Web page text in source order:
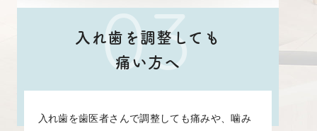
03
入れ歯を調整しても
痛い方へ
入れ歯を歯医者さんで調整しても痛みや、噛み